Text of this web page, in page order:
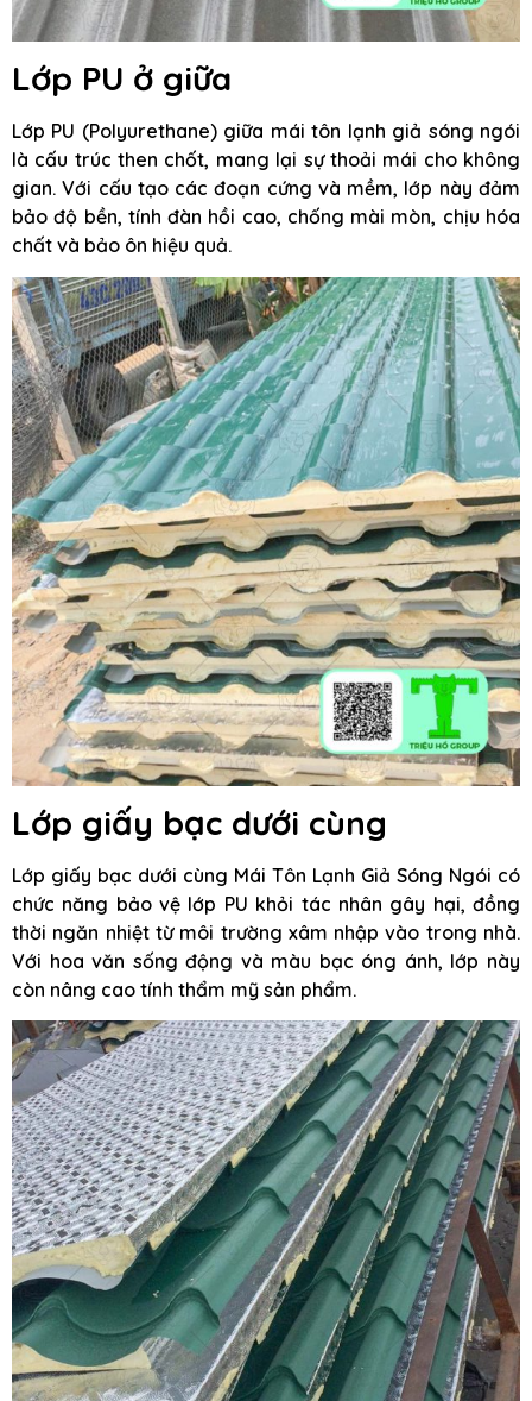
Lớp PU ở giữa
Lớp PU (Polyurethane) giữa mái tôn lạnh giả sóng ngói
là cấu trúc then chốt, mang lại sự thoải mái cho không
gian. Với cấu tạo các đoạn cứng và mềm, lớp này đảm
bảo độ bền, tính đàn hồi cao, chống mài mòn, chịu hóa
chất và bảo ôn hiệu quả.
Lớp giấy bạc dưới cùng
Lớp giấy bạc dưới cùng Mái Tôn Lạnh Giả Sóng Ngói có
chức năng bảo vệ lớp PU khỏi tác nhân gây hại, đồng
thời ngăn nhiệt từ môi trường xâm nhập vào trong nhà.
Với hoa văn sống động và màu bạc óng ánh, lớp này
còn nâng cao tính thẩm mỹ sản phẩm.